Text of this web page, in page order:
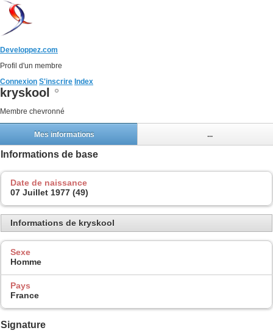
Developpez.com
Profil d'un membre
Connexion S'inscrire Index
kryskool
Membre chevronné
Mes informations ...
Informations de base
Date de naissance
07 Juillet 1977 (49)
Informations de kryskool
Sexe
Homme
Pays
France
Signature